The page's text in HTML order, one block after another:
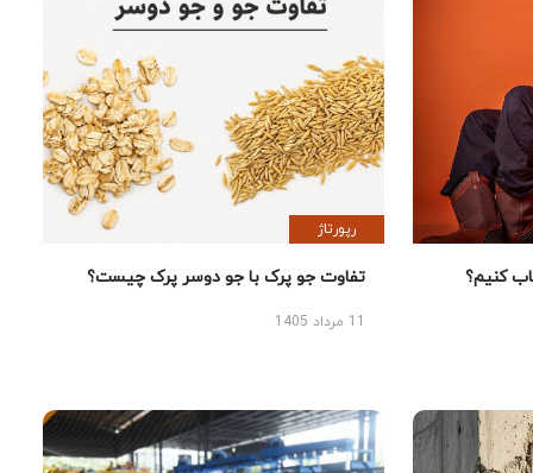
کنیم؟
رپورتاژ
تفاوت جو پرک با جو دوسر پرک چیست؟